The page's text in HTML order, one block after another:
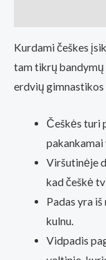
parduotuvė
Kurdami češkes
tam tikrų
erdvių gimnastikos
Češkės turi
Viršutinėje
kad češkė
Padas yra
kulnu.
Vidpadis